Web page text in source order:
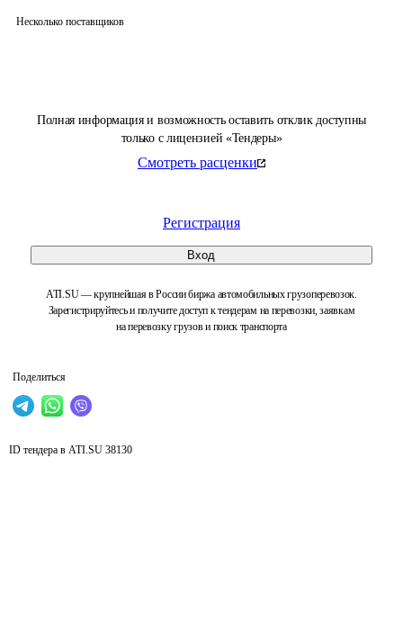
Полная информация и возможность оставить отклик доступны
только с лицензией «Тендеры»
Смотреть расценки
Регистрация
Вход
ATI.SU — крупнейшая в России биржа автомобильных грузоперевозок.
Зарегистрируйтесь и получите доступ к тендерам на перевозки, заявкам
на перевозку грузов и поиск транспорта
Поделиться
Несколько поставщиков
ID тендера в ATI.SU 38130